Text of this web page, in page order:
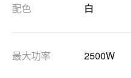
配色 白
最大功率 2500W